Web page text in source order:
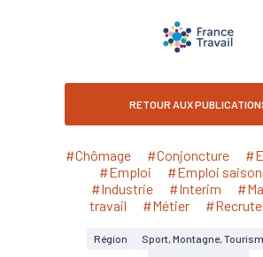
RETOUR AUX
#Chômage #Conjoncture
#Emploi
#Emploi
#Industrie
#Interim
travail
#Métier
Région Sport, Montagne,